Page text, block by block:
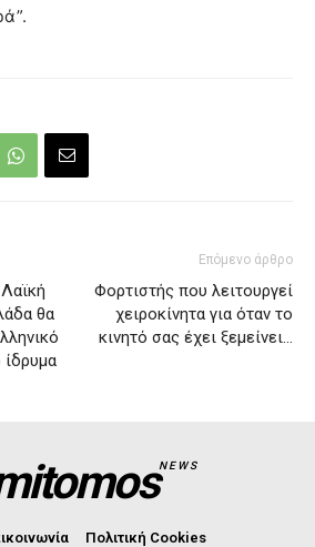
θα
ίδρυμα
Επόμενο άρθρο
Φορτιστής που λειτουργεί
χειροκίνητα για όταν το
κινητό σας έχει ξεμείνει…
NEWS
Πολιτική Cookies